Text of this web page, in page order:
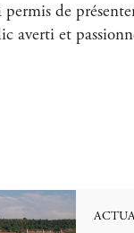
permis de
averti et